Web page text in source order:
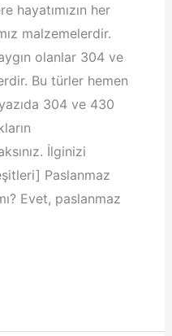
hayatımızın her
malzemelerdir.
olanlar 304 ve
Bu türler hemen
304 ve 430
İlginizi
Paslanmaz
Evet, paslanmaz